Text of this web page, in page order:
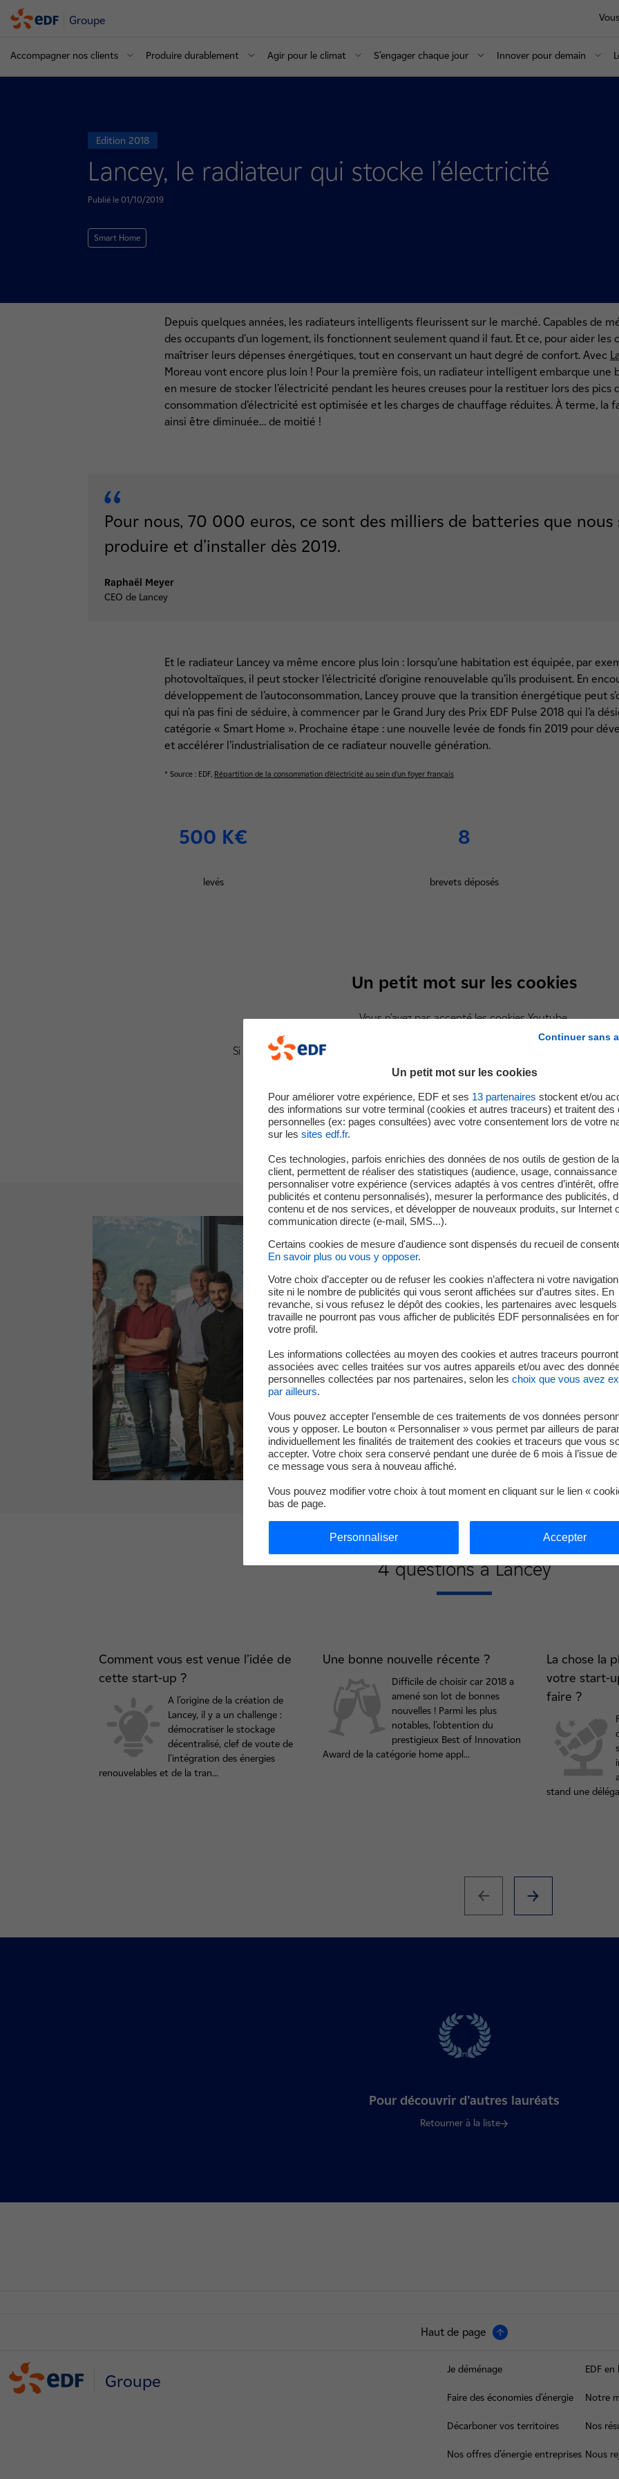
Groupe
Accompagner nos clients Produire durablement Agir pour le climat S’engager chaque jour Innover pour demain
Edition 2018
Lancey, le radiateur qui stocke l’électricité
Publié le 01/10/2019
Smart Home
Depuis quelques années, les radiateurs intelligents fleurissent sur le marché. Capables de
des occupants d’un logement, ils fonctionnent seulement quand il faut. Et ce, pour aider les
maîtriser leurs dépenses énergétiques, tout en conservant un haut degré de confort. Avec
Moreau vont encore plus loin ! Pour la première fois, un radiateur intelligent embarque une
en mesure de stocker l’électricité pendant les heures creuses pour la restituer lors des pics
consommation d’électricité est optimisée et les charges de chauffage réduites. À terme, la
ainsi être diminuée… de moitié !
Pour nous, 70 000 euros, ce sont des milliers de batteries que nous
produire et d’installer dès 2019.
Raphaël Meyer
CEO de Lancey
Et le radiateur Lancey va même encore plus loin : lorsqu’une habitation est équipée, par
photovoltaïques, il peut stocker l’électricité d’origine renouvelable qu’ils produisent. En
développement de l’autoconsommation, Lancey prouve que la transition énergétique peut
qui n’a pas fini de séduire, à commencer par le Grand Jury des Prix EDF Pulse 2018 qui l’a
catégorie « Smart Home ». Prochaine étape : une nouvelle levée de fonds fin 2019 pour
et accélérer l’industrialisation de ce radiateur nouvelle génération.
* Source : EDF, Répartition de la consommation d’électricité au sein d’un foyer français
500 K€
levés
8
brevets déposés
Un petit mot sur les cookies
Vous n'avez pas accepté les cookies Youtube.
Nous respectons votre choix en masquant le contenu.
Si vous changez d'avis, il vous suffit de cliquer sur le bouton « Accepter » pour
vidéo.
Accepter
Né de la rencontre
spécialiste des
peu rassemblé
ingénierie de
devrait
pôle commercial et
Suivez-les sur
nouvel onglet
4 questions à Lancey
Comment vous est venue l’idée de
cette start-up ?
A l'origine de la création de
Lancey, il y a un challenge :
démocratiser le stockage
décentralisé, clef de voute de
l'intégration des énergies
renouvelables et de la tran...
Une bonne nouvelle récente ?
Difficile de choisir car 2018 a
amené son lot de bonnes
nouvelles ! Parmi les plus
notables, l’obtention du
prestigieux Best of Innovation
Award de la catégorie home appl...
La chose la
votre start-
faire ?
stand une
Pour découvrir d'autres lauréats
Retourner à la liste
Haut de page
Groupe
Je déménage
Faire des économies d’énergie
Décarboner vos territoires
Nos offres d’énergie entreprises
EDF en
Notre
Nos
Nous
Continuer sans
Un petit mot sur les cookies
Pour améliorer votre expérience, EDF et ses 13 partenaires stockent et/ou
des informations sur votre terminal (cookies et autres traceurs) et traitent des
personnelles (ex: pages consultées) avec votre consentement lors de votre
sur les sites edf.fr.
Ces technologies, parfois enrichies des données de nos outils de gestion de
client, permettent de réaliser des statistiques (audience, usage,
personnaliser votre expérience (services adaptés à vos centres d’intérêt,
publicités et contenu personnalisés), mesurer la performance des publicités,
contenu et de nos services, et développer de nouveaux produits, sur Internet
communication directe (e-mail, SMS...).
Certains cookies de mesure d'audience sont dispensés du recueil de
En savoir plus ou vous y opposer.
Votre choix d’accepter ou de refuser les cookies n’affectera ni votre
site ni le nombre de publicités qui vous seront affichées sur d’autres sites. En
revanche, si vous refusez le dépôt des cookies, les partenaires avec
travaille ne pourront pas vous afficher de publicités EDF personnalisées en
votre profil.
Les informations collectées au moyen des cookies et autres traceurs
associées avec celles traitées sur vos autres appareils et/ou avec des
personnelles collectées par nos partenaires, selon les choix que vous avez
par ailleurs.
Vous pouvez accepter l’ensemble de ces traitements de vos données
vous y opposer. Le bouton « Personnaliser » vous permet par ailleurs de
individuellement les finalités de traitement des cookies et traceurs que vous
accepter. Votre choix sera conservé pendant une durée de 6 mois à l’issue de
ce message vous sera à nouveau affiché.
Vous pouvez modifier votre choix à tout moment en cliquant sur le lien «
bas de page.
Personnaliser Accepter